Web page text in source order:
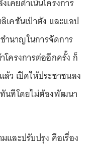
คชันเป๋าตัง และแอป
ำนาญในการจัดการ
ครงการต่ออีกครั้ง ก็
ว เปิดให้ประชาชนลง
ทันทีโดยไม่ต้องพัฒนา
และปรับปรุง คือเรื่อง